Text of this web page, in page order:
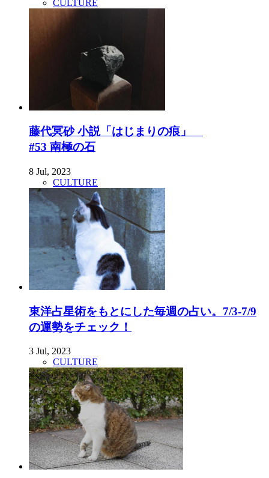
CULTURE
藤代冥砂 小説「はじまりの痕」
#53 南極の石
8 Jul, 2023
CULTURE
東洋占星術をもとにした毎週の占い。7/3-7/9
の運勢をチェック！
3 Jul, 2023
CULTURE